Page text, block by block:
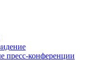
пресс-конференции